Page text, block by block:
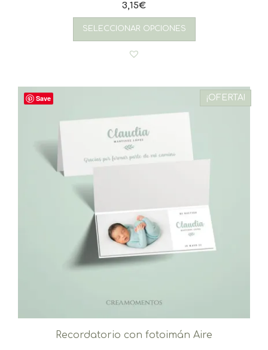
3,15€
SELECCIONAR OPCIONES
Save ¡OFERTA!
Recordatorio con fotoimán Aire